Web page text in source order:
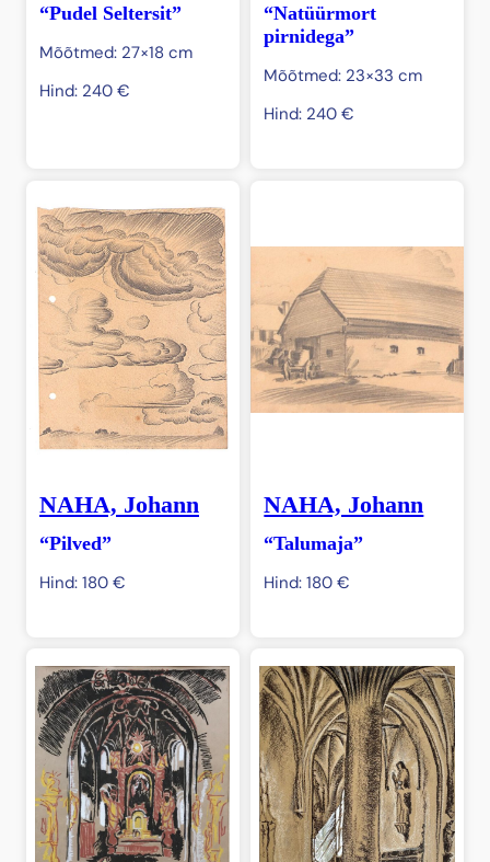
“Pudel Seltersit”
Mõõtmed: 27×18 cm
Hind: 240 €
“Natüürmort
pirnidega”
Mõõtmed: 23×33 cm
Hind: 240€
NAHA, Johann
“Pilved”
Hind: 180 €
NAHA, Johann
“Talumaja”
Hind:180€